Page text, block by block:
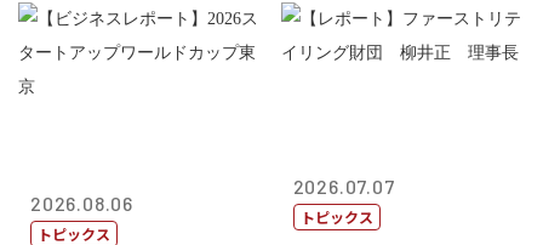
2026.08.06
トピックス
2026.07.07
トピックス